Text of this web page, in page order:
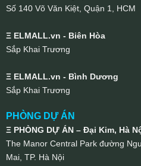
Số 140 Võ Văn Kiệt, Quận 1, HCM
Ξ ELMALL.vn - Biên Hòa
Sắp Khai Trương
Ξ ELMALL.vn - Bình Dương
Sắp Khai Trương
PHÒNG DỰ ÁN
Ξ PHÒNG DỰ ÁN – Đại Kim, Hà
The Manor Central Park đường
Mai, TP. Hà Nội